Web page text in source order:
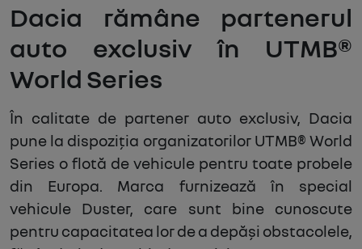
Dacia rămâne partenerul
auto exclusiv în UTMB®
World Series
În calitate de partener auto exclusiv, Dacia
pune la dispoziția organizatorilor UTMB® World
Series o flotă de vehicule pentru toate probele
din Europa. Marca furnizează în special
vehicule Duster, care sunt bine cunoscute
pentru capacitatea lor de a depăși obstacolele,